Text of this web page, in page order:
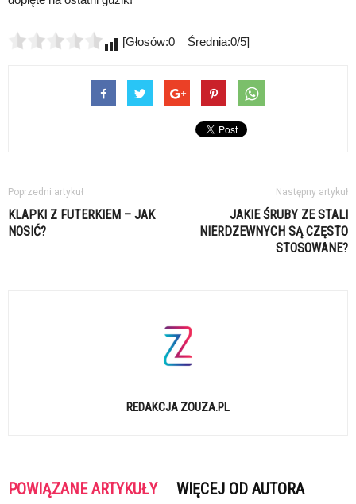
[Głosów:0 Średnia:0/5]
Poprzedni artykuł
KLAPKI Z FUTERKIEM – JAK
NOSIĆ?
Następny artykuł
JAKIE ŚRUBY ZE STALI
NIERDZEWNYCH SĄ CZĘSTO
STOSOWANE?
REDAKCJA ZOUZA.PL
POWIĄZANE ARTYKUŁY WIĘCEJ OD AUTORA